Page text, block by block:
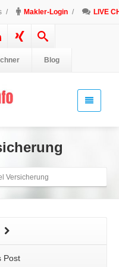
/ Makler-Login / LIVE
Blog
Versicherung
Post